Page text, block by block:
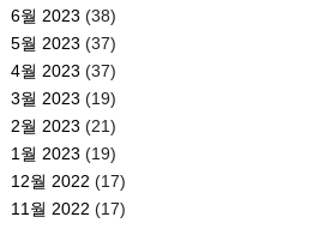
6월 2023 (38)
5월 2023 (37)
4월 2023 (37)
3월 2023 (19)
2월 2023 (21)
1월 2023 (19)
12월 2022 (17)
11월 2022 (17)